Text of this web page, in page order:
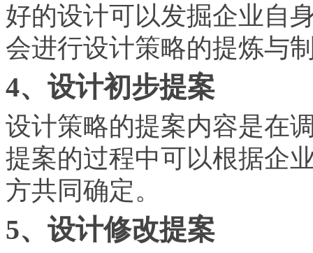
好的设计可以发掘企业自
会进行设计策略的提炼与
4、设计初步提案
设计策略的提案内容是在
提案的过程中可以根据企
方共同确定。
5、设计修改提案